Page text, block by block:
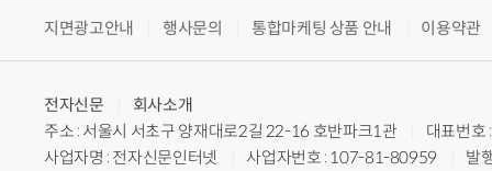
지면광고안내 행사문의 통합마케팅 상품 안내 이용약관
전자신문
회사소개
주소 : 서울시 서초구 양재대로2길 22-16 호반파크1관
대표번
사업자명 : 전자신문인터넷
사업자번호 : 107-81-80959
발